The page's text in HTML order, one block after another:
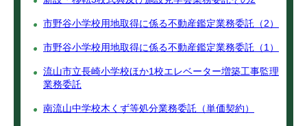
市野谷小学校用地取得に係る不動産鑑定業務委託（2）
市野谷小学校用地取得に係る不動産鑑定業務委託（1）
流山市立長崎小学校ほか1校エレベーター増築工事監理
業務委託
南流山中学校木くず等処分業務委託（単価契約）